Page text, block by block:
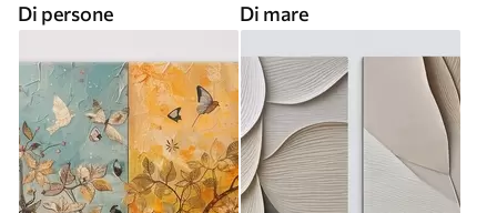
Di persone Di mare